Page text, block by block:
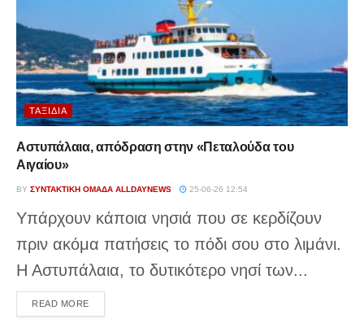
ΤΑΞΊΔΙΑ
Αστυπάλαια, απόδραση στην «Πεταλούδα του
Αιγαίου»
BY ΣΥΝΤΑΚΤΙΚΉ ΟΜΆΔΑ ALLDAYNEWS 25-06-26 12:54
Υπάρχουν κάποια νησιά που σε κερδίζουν
πριν ακόμα πατήσεις το πόδι σου στο λιμάνι.
Η Αστυπάλαια, το δυτικότερο νησί των...
READ MOREDETAILS